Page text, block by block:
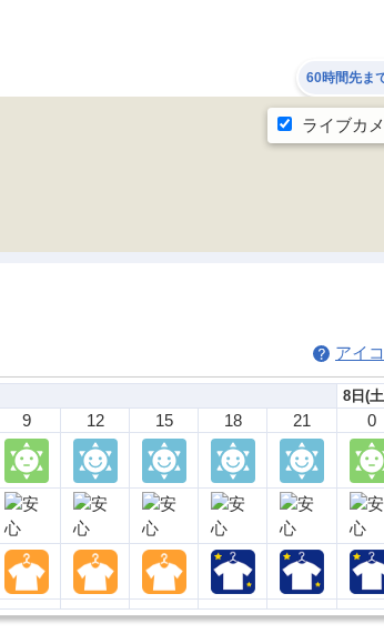
60時間先ま
アイ
9 12 15 18 21
8日(
0